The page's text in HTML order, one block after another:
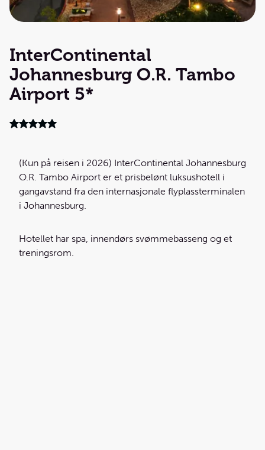
InterContinental
Johannesburg O.R. Tambo
Airport 5*
(Kun på reisen i 2026) InterContinental Johannesburg
O.R. Tambo Airport er et prisbelønt luksushotell i
gangavstand fra den internasjonale flyplassterminalen
i Johannesburg.
Hotellet har spa, innendørs svømmebasseng og et
treningsrom.